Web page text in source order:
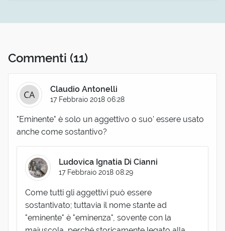
Commenti (11)
Claudio Antonelli
17 Febbraio 2018 06:28
"Eminente" è solo un aggettivo o suo' essere usato
anche come sostantivo?
Ludovica Ignatia Di Cianni
17 Febbraio 2018 08:29
Come tutti gli aggettivi può essere
sostantivato; tuttavia il nome stante ad
"eminente" è "eminenza", sovente con la